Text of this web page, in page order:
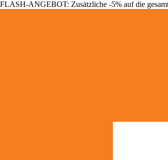
FLASH-ANGEBOT: Zusätzliche -5% auf die